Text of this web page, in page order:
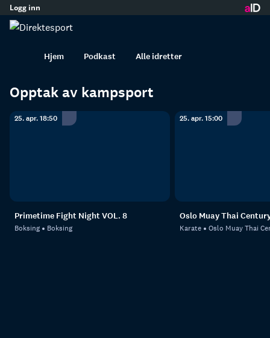
innhold
Logg inn
Hjem Podkast Alle idretter
Kampsport
Alt av kampsport
Opptak av kampsport
25. apr. 18:50
Primetime Fight Night VOL. 8
Boksing Boksing
25. apr. 15:00
Oslo Muay Thai
Karate Oslo Muay Thai